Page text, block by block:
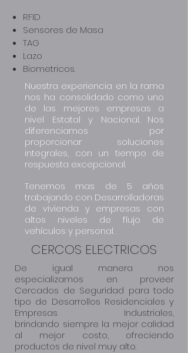
RFID
Sensores de Masa
TAG
Lazo
Biometricos.
Nuestra experiencia en la rama
nos ha consolidado como uno
de las mejores empresas a
nivel Estatal y Nacional. Nos
diferenciamos por
proporcionar soluciones
integrales, con un tiempo de
respuesta excepcional.
Tenemos mas de 5 años
trabajando con Desarrolladoras
de vivienda y empresas con
altos niveles de flujo de
vehículos y personal.
CERCOS ELECTRICOS
De igual manera nos
especializamos en proveer
Cercados de Seguridad para todo
tipo de Desarrollos Residenciales y
Empresas Industriales,
brindando siempre la mejor calidad
al mejor costo, ofreciendo
productos de nivel muy alto.